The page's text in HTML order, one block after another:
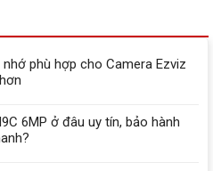
phù hợp cho Camera Ezviz
6MP ở đâu uy tín, bảo hành